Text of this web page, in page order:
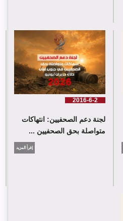
الاجتماعي
2016-6-2
لجنة دعم الصحفيين: انتهاكات
متواصلة بحق الصحفيين ...
إقرأ المزيد